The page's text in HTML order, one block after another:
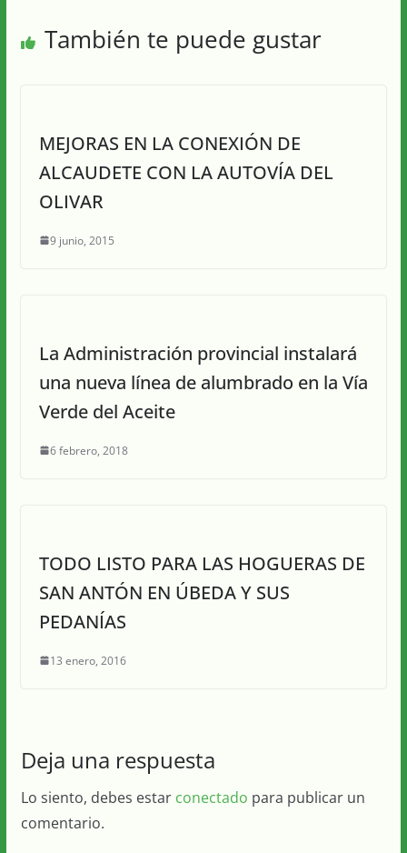
También te puede gustar
MEJORAS EN LA CONEXIÓN DE
ALCAUDETE CON LA AUTOVÍA DEL
OLIVAR
9 junio, 2015
La Administración provincial instalará
una nueva línea de alumbrado en la Vía
Verde del Aceite
6 febrero, 2018
TODO LISTO PARA LAS HOGUERAS DE
SAN ANTÓN EN ÚBEDA Y SUS
PEDANÍAS
13 enero, 2016
Deja una respuesta
Lo siento, debes estar conectado para publicar un
comentario.